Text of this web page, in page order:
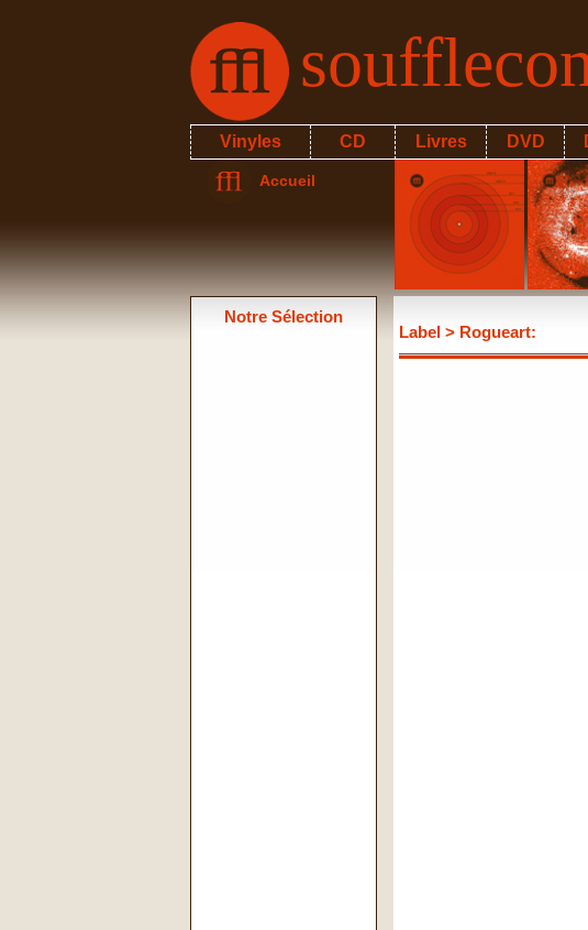
Vinyles CD Livres DVD
Accueil
Notre Sélection
Label > Rogueart: